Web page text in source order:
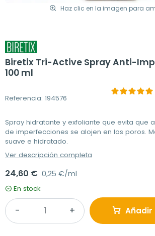
Haz clic en la imagen para
Biretix Tri-Active Spray Anti-
100 ml
Referencia: 194576
Spray hidratante y exfoliante que evita que
de imperfecciones se alojen en los poros.
suave e hidratado.
Ver descripción completa
24,60 € 0,25 €/ml
En stock